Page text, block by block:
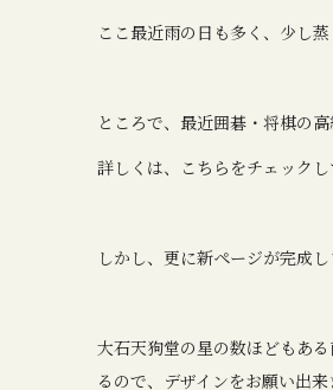
ここ最近雨の日も多く、少し
ところで、最近囲碁・将棋の
詳しくは、こちらをチェック
しかし、更に新ページが完成し
大石天狗堂の星の数ほどもあ
るので、デザインをお願い出